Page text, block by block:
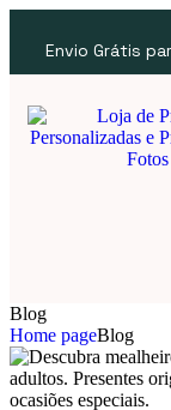
Envio Grátis
Blog
Home pageBlog